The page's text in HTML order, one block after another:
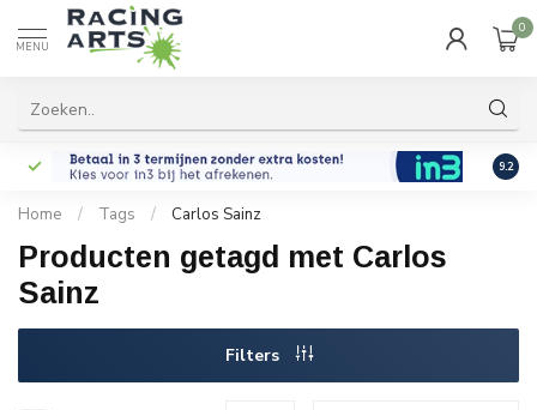
MENU
0
9.2
Home / Tags / Carlos Sainz
Producten getagd met Carlos
Sainz
Filters